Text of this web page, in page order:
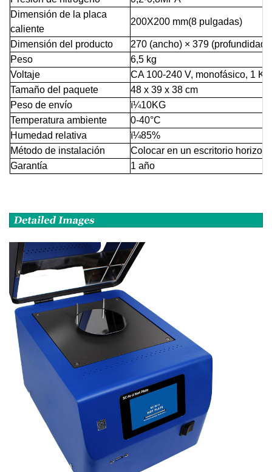
Dimensión de la placa
caliente
200X200 mm(8 pulgadas)
Dimensión del producto
270 (ancho) × 379 (profundidad)
Peso
6,5 kg
Voltaje
CA 100-240 V, monofásico, 1
Tamaño del paquete
48 x 39 x 38 cm
Peso de envío
ï¼10KG
Temperatura ambiente
0-40°C
Humedad relativa
ï¼85%
Método de instalación
Colocar en un escritorio
Garantía
1 año